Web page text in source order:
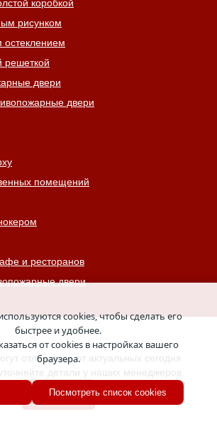
отличаться от актуальных сегодня
детали у наших менеджеров.
Хорошо
коробкой
рисунком
решеткой
двери
двери
помещений
и ресторанов
двери
с калиткой
люки
cookies, чтобы сделать его
быстрее и удобнее.
от cookies в настройках вашего
браузера.
Посмотреть список cookies